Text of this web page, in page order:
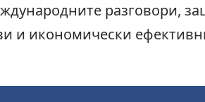
разговори,
и икономически